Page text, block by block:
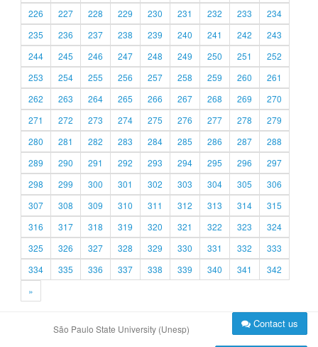
226
227 228 229 230 231 232 233
234
235
236 237 238 239 240 241 242
243
244
245 246 247 248 249 250 251
252
253
254 255 256 257 258 259 260
261
262
263 264 265 266 267 268 269
270
271
272 273 274 275 276 277 278
279
280
281 282 283 284 285 286 287
288
289
290 291 292 293 294 295 296
297
298
299 300 301 302 303 304 305
306
307
308 309 310 311 312 313 314
315
316
317 318 319 320 321 322 323
324
325
326 327 328 329 330 331 332
333
334
335 336 337 338 339 340 341
342
»
São Paulo State University (Unesp) Contact us